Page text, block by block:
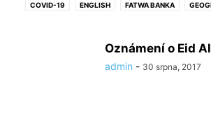
COVID-19 ENGLISH FATWA BANKA
OBECNÉ INFORMACE
Oznámení o Eid
admin - 30 srpna, 2017